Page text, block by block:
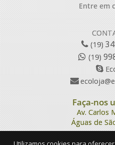
Entre em
(19)
(19)
Faça-nos
Av. Carlos
Águas de